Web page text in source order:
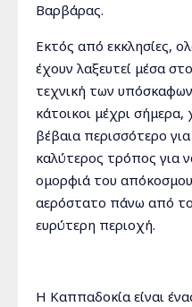
Βαρβάρας.
Εκτός από εκκλησίες,
έχουν λαξευτεί μέσα
τεχνική των
κάτοικοι μέχρι
βέβαια περισσότερο
καλύτερος τρόπος για
ομορφιά του
αερόστατο πάνω από
ευρύτερη περιοχή.
Η Καππαδοκία είναι